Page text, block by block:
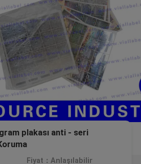
plakası anti - seri
Fiyat：Anlaşılabilir